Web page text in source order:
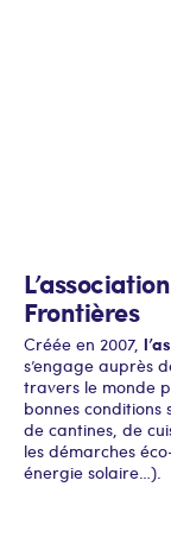
Frontières
Créée en 2007,
s’engage auprès
travers le monde
bonnes conditions
de cantines, de
les démarches
énergie solaire…).